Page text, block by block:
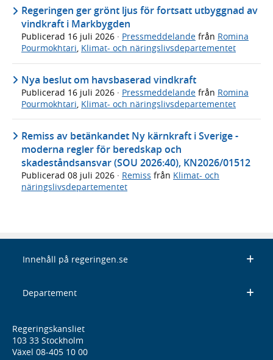
Regeringen ger grönt ljus för fortsatt utbyggnad av
vindkraft i Markbygden
Publicerad 16 juli 2026 · Pressmeddelande från Romina
Pourmokhtari, Klimat- och näringslivsdepartementet
Nya beslut om havsbaserad vindkraft
Publicerad 16 juli 2026 · Pressmeddelande från Romina
Pourmokhtari, Klimat- och näringslivsdepartementet
Remiss av betänkandet Ny kärnkraft i Sverige -
moderna regler för beredskap och
skadeståndsansvar (SOU 2026:40), KN2026/01512
Publicerad 08 juli 2026 · Remiss från Klimat- och
näringslivsdepartementet
Innehåll på regeringen.se
Departement
Regeringskansliet
103 33 Stockholm
Växel 08-405 10 00